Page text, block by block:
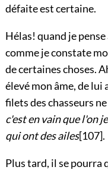
défaite est certaine.
Hélas! quand je
comme je constate
de certaines choses.
élevé mon âme, de lui
filets des chasseurs
c'est en vain que l'on
qui ont des ailes[107].
Plus tard, il se pourra